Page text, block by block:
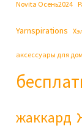
Novita Осень2024
Yarnspirations
аксессуары для
жаккард